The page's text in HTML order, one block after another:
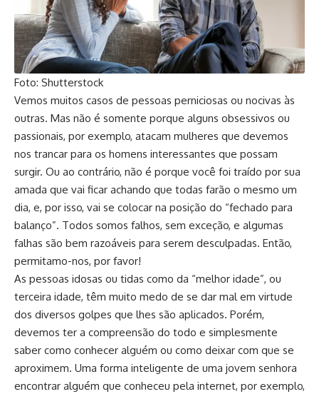
Foto: Shutterstock
Vemos muitos casos de pessoas perniciosas ou nocivas às
outras. Mas não é somente porque alguns obsessivos ou
passionais, por exemplo, atacam mulheres que devemos
nos trancar para os homens interessantes que possam
surgir. Ou ao contrário, não é porque você foi traído por sua
amada que vai ficar achando que todas farão o mesmo um
dia, e, por isso, vai se colocar na posição do “fechado para
balanço”. Todos somos falhos, sem exceção, e algumas
falhas são bem razoáveis para serem desculpadas. Então,
permitamo-nos, por favor!
As pessoas idosas ou tidas como da “melhor idade”, ou
terceira idade, têm muito medo de se dar mal em virtude
dos diversos golpes que lhes são aplicados. Porém,
devemos ter a compreensão do todo e simplesmente
saber como conhecer alguém ou como deixar com que se
aproximem. Uma forma inteligente de uma jovem senhora
encontrar alguém que conheceu pela internet, por exemplo,